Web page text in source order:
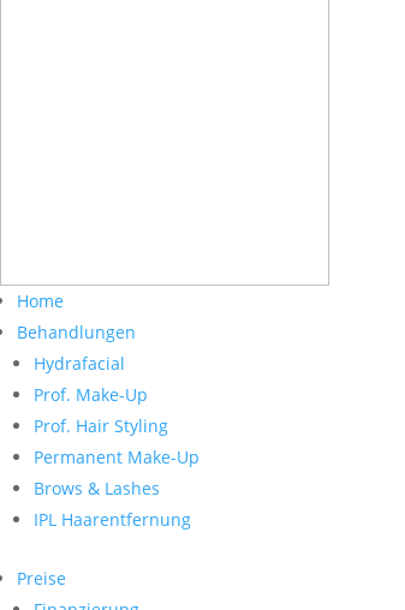
Home
Behandlungen
Hydrafacial
Prof. Make-Up
Prof. Hair Styling
Permanent Make-Up
Brows & Lashes
IPL Haarentfernung
Preise